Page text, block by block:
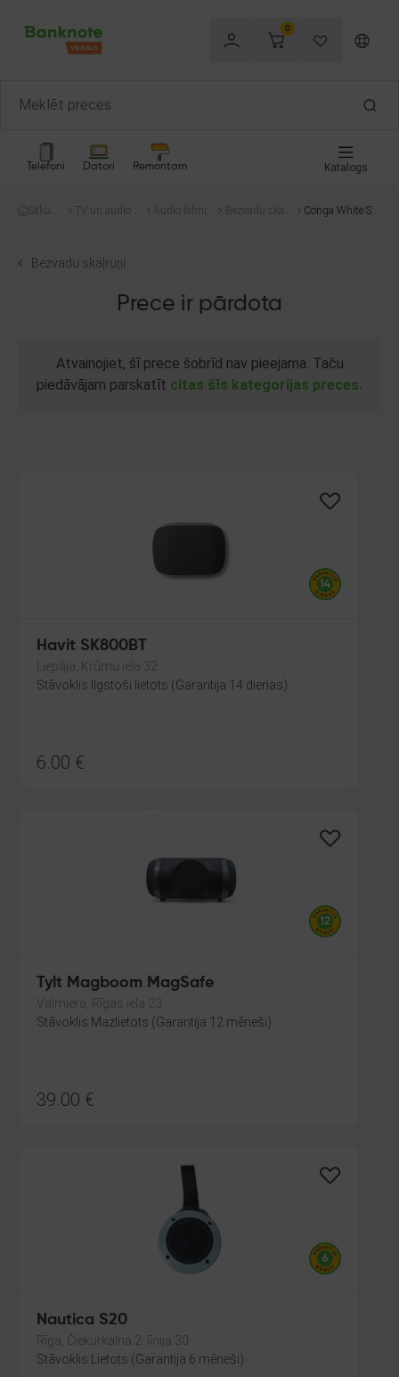
0
Telefoni Datori Remontam Katalogs
Sākum
TV un audio te
Audio tehnik
Bezvadu skaļr
Conga White Sh
Bezvadu skaļruņi
Prece ir pārdota
Atvainojiet, šī prece šobrīd nav pieejama. Taču
piedāvājam parskatīt citas šīs kategorijas preces.
Havit SK800BT
Liepāja, Krūmu iela 32
Stāvoklis Ilgstoši lietots (Garantija 14 dienas)
6.00 €
Tylt Magboom MagSafe
Valmiera, Rīgas iela 23
Stāvoklis Mazlietots (Garantija 12 mēneši)
39.00 €
Nautica S20
Rīga, Čiekurkalna 2. līnija 30
Stāvoklis Lietots (Garantija 6 mēneši)